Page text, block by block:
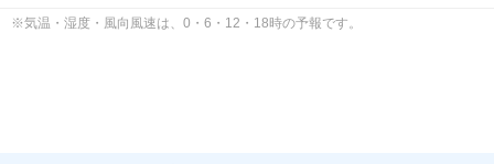
※気温・湿度・風向風速は、0・6・12・18時の予報です。